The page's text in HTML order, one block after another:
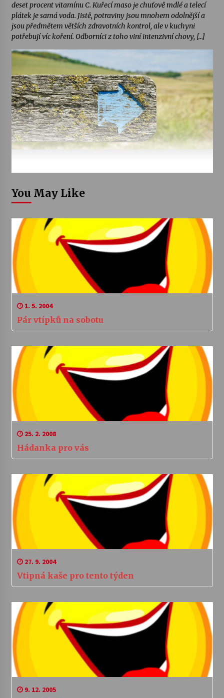
deset procent vitamínu C. Kuřecí maso je chuťově mdlé a telecí
plátek je samá voda. Jistě, potraviny jsou mnohem odolnější a
jsou předmětem větších zdravotních kontrol, ale v kuchyni
potřebují víc koření. Odborníci z toho viní intenzivní chovy, […]
You May Like
1. 5. 2004
Pár vtípků na sobotu
25. 2. 2008
Hádanka pro vás
27. 9. 2004
Vtipná kaše pro tento týden
9. 12. 2005